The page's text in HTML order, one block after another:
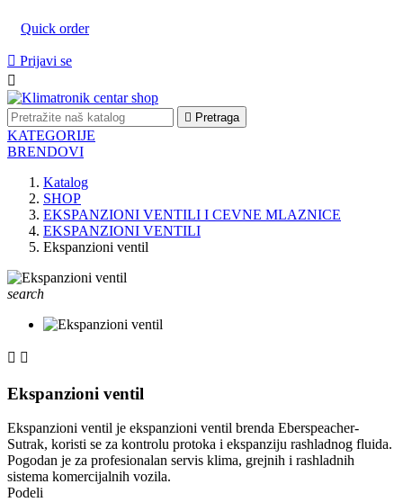
Quick order
 Prijavi se

 Pretraga
KATEGORIJE
BRENDOVI
Katalog
SHOP
EKSPANZIONI VENTILI I CEVNE MLAZNICE
EKSPANZIONI VENTILI
Ekspanzioni ventil
search
 
Ekspanzioni ventil
Ekspanzioni ventil je ekspanzioni ventil brenda Eberspeacher-
Sutrak, koristi se za kontrolu protoka i ekspanziju rashladnog fluida.
Pogodan je za profesionalan servis klima, grejnih i rashladnih
sistema komercijalnih vozila.
Podeli